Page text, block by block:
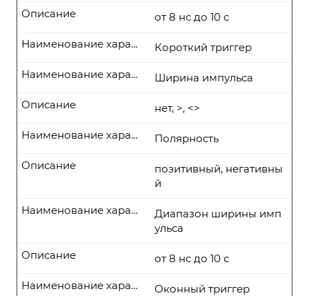
от 8 нс до 10 с
Описание
Короткий триггер
Наименование характеристики
Ширина импульса
Наименование характеристики
нет, >, <>
Описание
Полярность
Наименование характеристики
позитивный, негативны
й
Описание
Диапазон ширины имп
ульса
Наименование характеристики
от 8 нс до 10 с
Описание
Оконный триггер
Наименование характеристики